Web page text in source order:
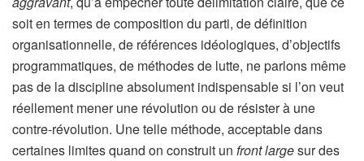
soit en termes de composition du parti, de définition
organisationnelle, de références idéologiques, d’objectifs
programmatiques, de méthodes de lutte, ne parlons même
pas de la discipline absolument indispensable si l’on veut
réellement mener une révolution ou de résister à une
contre-révolution. Une telle méthode, acceptable dans
certaines limites quand on construit un front largesur des